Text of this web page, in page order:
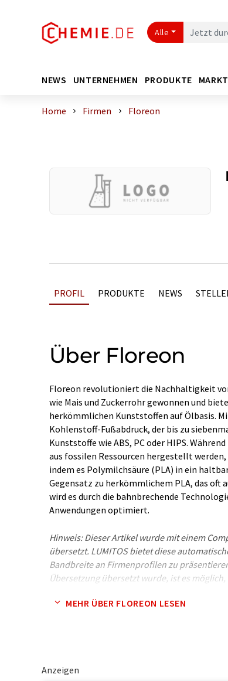
Alle
NEWS UNTERNEHMEN PRODUKTE
Home Firmen Floreon
PROFIL PRODUKTE NEWS
Über Floreon
Floreon revolutioniert die Nachhaltigkeit
wie Mais und Zuckerrohr gewonnen und
herkömmlichen Kunststoffen auf Ölbasis.
Kohlenstoff-Fußabdruck, der bis zu
Kunststoffe wie ABS, PC oder HIPS.
aus fossilen Ressourcen hergestellt
indem es Polymilchsäure (PLA) in ein
Gegensatz zu herkömmlichem PLA, das oft
wird es durch die bahnbrechende
Anwendungen optimiert.
Hinweis: Dieser Artikel wurde mit einem
übersetzt. LUMITOS bietet diese
Bandbreite an Firmenprofilen zu
Übersetzung übersetzt wurde, ist es
Sie hier.
MEHR ÜBER FLOREON LESEN
Anzeigen